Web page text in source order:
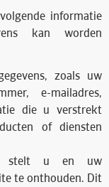
informatie
kan worden
zoals uw
e-mailadres,
die u verstrekt
of diensten
stelt u en uw
te onthouden. Dit